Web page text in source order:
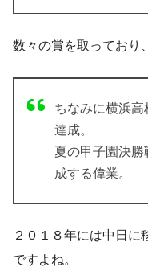
数々の賞を取っており
ちなみに横浜
達成。
夏の甲子園決
成する偉業。
２０１８年には中日に
ですよね。